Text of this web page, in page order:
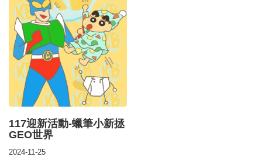
117迎新活動-蠟筆小新拯
GEO世界
2024-11-25